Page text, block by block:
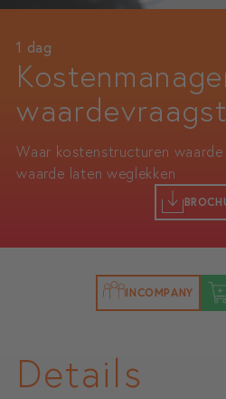
1 dag
Waar kostenstructuren
waarde laten weglekken
INCOMPANY
Details